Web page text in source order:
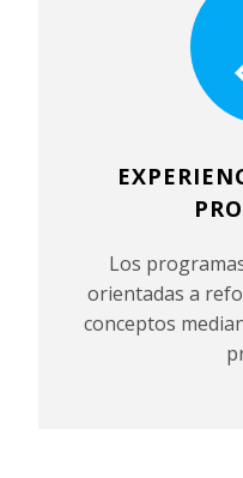
Los
orientadas a
conceptos